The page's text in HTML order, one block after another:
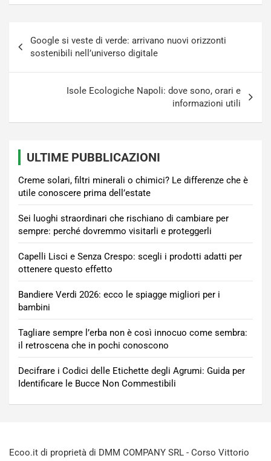
articoli
Google si veste di verde: arrivano nuovi orizzonti
sostenibili nell’universo digitale
Isole Ecologiche Napoli: dove sono, orari e
informazioni utili
ULTIME PUBBLICAZIONI
Creme solari, filtri minerali o chimici? Le differenze che è
utile conoscere prima dell’estate
Sei luoghi straordinari che rischiano di cambiare per
sempre: perché dovremmo visitarli e proteggerli
Capelli Lisci e Senza Crespo: scegli i prodotti adatti per
ottenere questo effetto
Bandiere Verdi 2026: ecco le spiagge migliori per i
bambini
Tagliare sempre l’erba non è così innocuo come sembra:
il retroscena che in pochi conoscono
Decifrare i Codici delle Etichette degli Agrumi: Guida per
Identificare le Bucce Non Commestibili
Ecoo.it di proprietà di DMM COMPANY SRL - Corso Vittorio